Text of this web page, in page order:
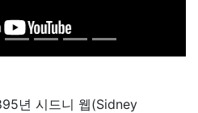
년 시드니 웹(Sidney